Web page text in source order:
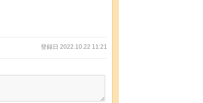
登録日 2022.10.22 11:21